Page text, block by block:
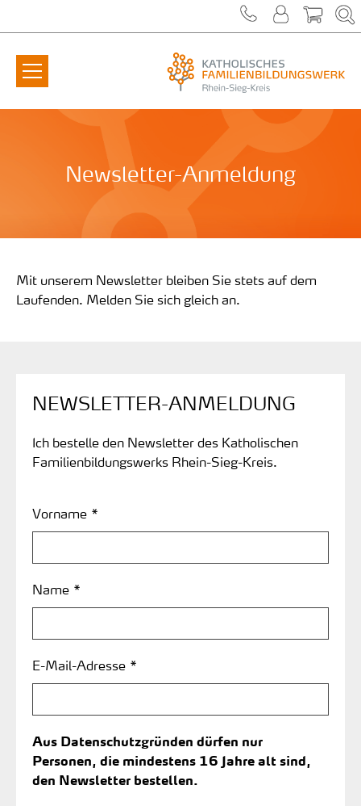
Newsletter-Anmeldung
Mit unserem Newsletter bleiben Sie stets auf dem
Laufenden. Melden Sie sich gleich an.
NEWSLETTER-ANMELDUNG
Ich bestelle den Newsletter des Katholischen
Familienbildungswerks Rhein-Sieg-Kreis.
Vorname *
Name *
E-Mail-Adresse *
Aus Datenschutzgründen dürfen nur
Personen, die mindestens 16 Jahre alt sind,
den Newsletter bestellen.